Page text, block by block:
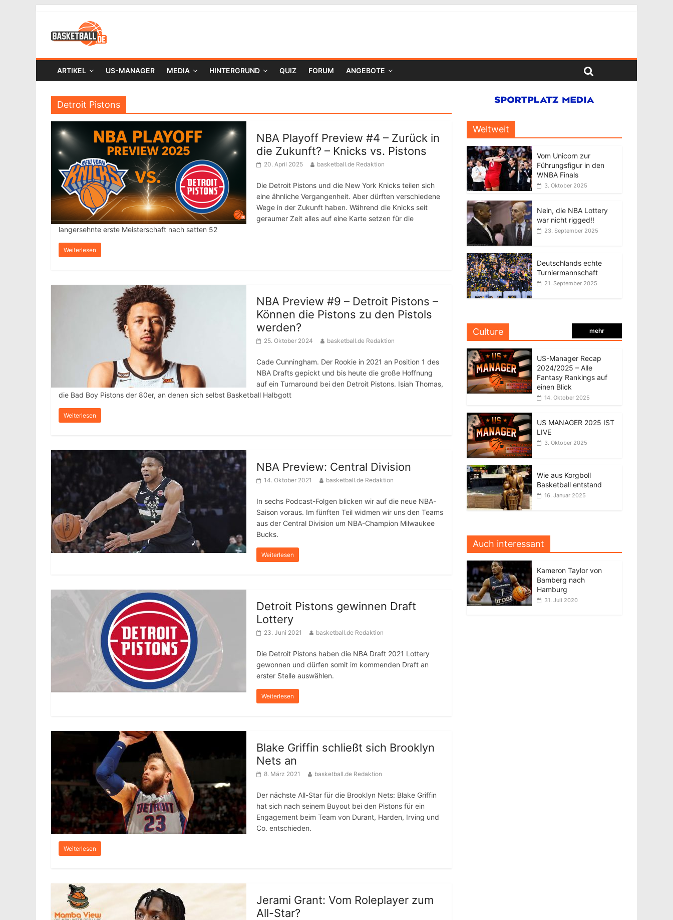
ARTIKEL US-MANAGER MEDIA HINTERGRUND QUIZ FORUM ANGEBOTE
Detroit Pistons
NBA Playoff Preview #4 – Zurück in
die Zukunft? – Knicks vs. Pistons
20. April 2025 basketball.de Redaktion
Die Detroit Pistons und die New York Knicks teilen sich
eine ähnliche Vergangenheit. Aber dürften verschiedene
Wege in der Zukunft haben. Während die Knicks seit
geraumer Zeit alles auf eine Karte setzen für die
langersehnte erste Meisterschaft nach satten 52
Weiterlesen
NBA Preview #9 – Detroit Pistons –
Können die Pistons zu den Pistols
werden?
25. Oktober 2024 basketball.de Redaktion
Cade Cunningham. Der Rookie in 2021 an Position 1 des
NBA Drafts gepickt und bis heute die große Hoffnung
auf ein Turnaround bei den Detroit Pistons. Isiah Thomas,
die Bad Boy Pistons der 80er, an denen sich selbst Basketball Halbgott
Weiterlesen
NBA Preview: Central Division
14. Oktober 2021 basketball.de Redaktion
In sechs Podcast-Folgen blicken wir auf die neue NBA-
Saison voraus. Im fünften Teil widmen wir uns den Teams
aus der Central Division um NBA-Champion Milwaukee
Bucks.
Weiterlesen
Detroit Pistons gewinnen Draft
Lottery
23. Juni 2021 basketball.de Redaktion
Die Detroit Pistons haben die NBA Draft 2021 Lottery
gewonnen und dürfen somit im kommenden Draft an
erster Stelle auswählen.
Weiterlesen
Blake Griffin schließt sich Brooklyn
Nets an
8. März 2021 basketball.de Redaktion
Der nächste All-Star für die Brooklyn Nets: Blake Griffin
hat sich nach seinem Buyout bei den Pistons für ein
Engagement beim Team von Durant, Harden, Irving und
Co. entschieden.
Weiterlesen
Jerami Grant: Vom Roleplayer zum
All-Star?
Weltweit
Vom Unicorn zur
Führungsfigur in den
WNBA Finals
3. Oktober 2025
Nein, die NBA Lottery
war nicht rigged!!
23. September 2025
Deutschlands echte
Turniermannschaft
21. September 2025
Culture mehr
US-Manager Recap
2024/2025 – Alle
Fantasy Rankings auf
einen Blick
14. Oktober 2025
US MANAGER 2025 IST
LIVE
3. Oktober 2025
Wie aus Korgboll
Basketball entstand
16. Januar 2025
Auch interessant
Kameron Taylor von
Bamberg nach
Hamburg
31. Juli 2020